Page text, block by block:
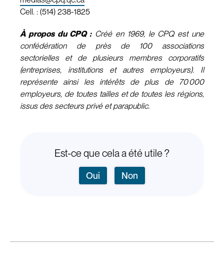
Cell. : (514) 238-1825
À propos du CPQ :Créé en 1969, le CPQ est une
confédération de près de 100 associations
sectorielles et de plusieurs membres corporatifs
(entreprises, institutions et autres employeurs). Il
représente ainsi les intérêts de plus de 70 000
employeurs, de toutes tailles et de toutes les régions,
issus des secteurs privé et parapublic.
Est-ce que cela a été utile ?
Oui Non